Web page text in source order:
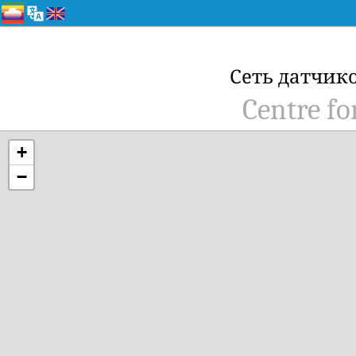
Сеть
Centre
+
−